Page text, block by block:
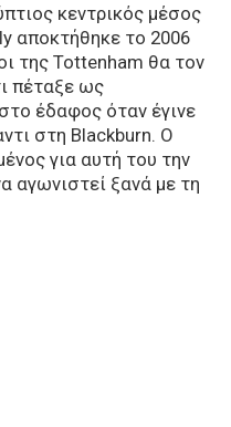
κεντρικός μέσος
αποκτήθηκε το 2006
της Tottenham θα τον
πέταξε ως
έδαφος όταν έγινε
στη Blackburn. O
για αυτή του την
αγωνιστεί ξανά με τη